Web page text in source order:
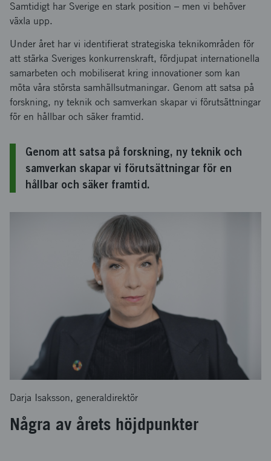
Samtidigt har Sverige en stark position – men vi behöver
växla upp.
Under året har vi identifierat strategiska teknikområden för
att stärka Sveriges konkurrenskraft, fördjupat internationella
samarbeten och mobiliserat kring innovationer som kan
möta våra största samhällsutmaningar. Genom att satsa på
forskning, ny teknik och samverkan skapar vi förutsättningar
för en hållbar och säker framtid.
Genom att satsa på forskning, ny teknik och
samverkan skapar vi förutsättningar för en
hållbar och säker framtid.
Darja Isaksson, generaldirektör
Några av årets höjdpunkter